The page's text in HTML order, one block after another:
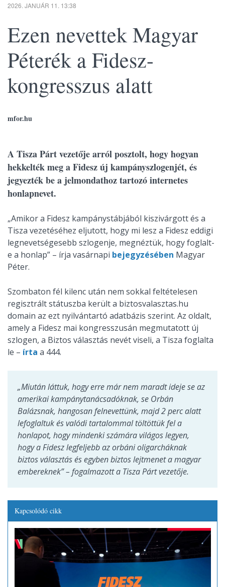
2026. JANUÁR 11. 13:38
Ezen nevettek Magyar
Péterék a Fidesz-
kongresszus alatt
mfor.hu
A Tisza Párt vezetője arról posztolt, hogy hogyan
hekkelték meg a Fidesz új kampányszlogenjét, és
jegyezték be a jelmondathoz tartozó internetes
honlapnevet.
„Amikor a Fidesz kampánystábjából kiszivárgott és a
Tisza vezetéséhez eljutott, hogy mi lesz a Fidesz eddigi
legnevetségesebb szlogenje, megnéztük, hogy foglalt-
e a honlap” – írja vasárnapi bejegyzésében Magyar
Péter.
Szombaton fél kilenc után nem sokkal feltételesen
regisztrált státuszba került a biztosvalasztas.hu
domain az ezt nyilvántartó adatbázis szerint. Az oldalt,
amely a Fidesz mai kongresszusán megmutatott új
szlogen, a Biztos választás nevét viseli, a Tisza foglalta
le – írta a 444.
„Miután láttuk, hogy erre már nem maradt ideje se az
amerikai kampánytanácsadóknak, se Orbán
Balázsnak, hangosan felnevettünk, majd 2 perc alatt
lefoglaltuk és valódi tartalommal töltöttük fel a
honlapot, hogy mindenki számára világos legyen,
hogy a Fidesz legfeljebb az orbáni oligarcháknak
biztos választás és egyben biztos lejtmenet a magyar
embereknek” – fogalmazott a Tisza Párt vezetője.
Kapcsolódó cikk